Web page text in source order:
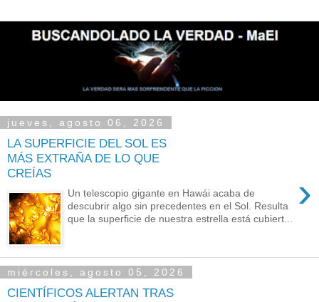
jueves, agosto 06, 2026
LA SUPERFICIE DEL SOL ES
MÁS EXTRAÑA DE LO QUE
CREÍAS
›
Un telescopio gigante en Hawái acaba de
descubrir algo sin precedentes en el Sol. Resulta
que la superficie de nuestra estrella está cubiert...
miércoles, agosto 05, 2026
CIENTÍFICOS ALERTAN TRAS